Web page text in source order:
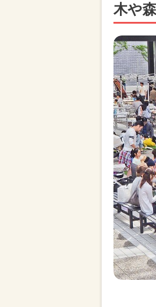
木や